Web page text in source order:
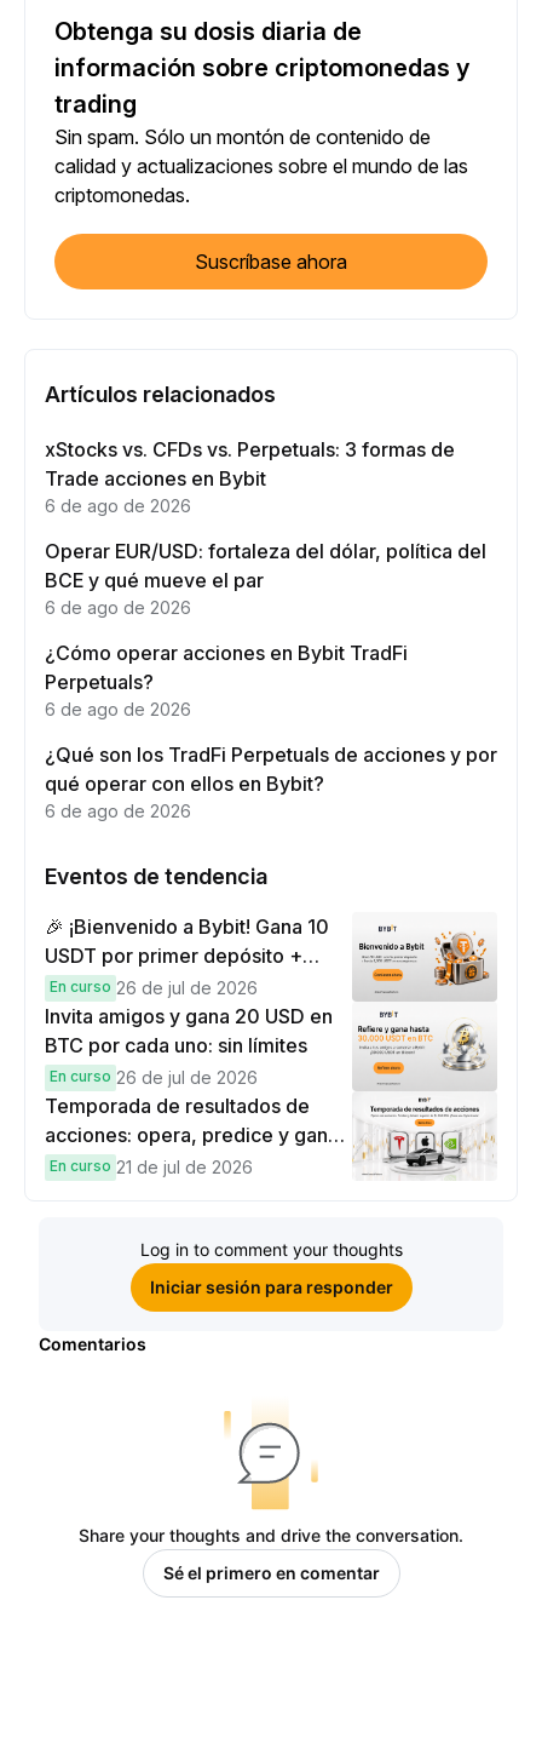
Obtenga su dosis diaria de
información sobre criptomonedas y
trading
Sin spam. Sólo un montón de contenido de
calidad y actualizaciones sobre el mundo de las
criptomonedas.
Suscríbase ahora
Artículos relacionados
xStocks vs. CFDs vs. Perpetuals: 3 formas de
Trade acciones en Bybit
6 de ago de 2026
Operar EUR/USD: fortaleza del dólar, política del
BCE y qué mueve el par
6 de ago de 2026
¿Cómo operar acciones en Bybit TradFi
Perpetuals?
6 de ago de 2026
¿Qué son los TradFi Perpetuals de acciones y por
qué operar con ellos en Bybit?
6 de ago de 2026
Eventos de tendencia
🎉 ¡Bienvenido a Bybit! Gana 10
USDT por primer depósito +
hasta 9,999 USDT en
recompensas
En curso 26 de jul de 2026
Invita amigos y gana 20 USD en
BTC por cada uno: sin límites
En curso 26 de jul de 2026
Temporada de resultados de
acciones: opera, predice y gana
una Cybertruck.
En curso 21 de jul de 2026
Log in to comment your thoughts
Iniciar sesión para responder
Comentarios
Share your thoughts and drive the conversation.
Sé el primero en comentar